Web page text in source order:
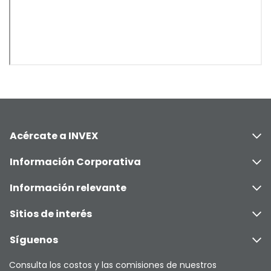
Acércate a INVEX
Información Corporativa
Información relevante
Sitios de interés
Síguenos
Consulta los costos y las comisiones de nuestros